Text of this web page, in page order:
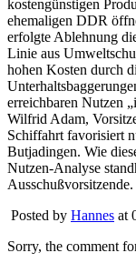
kostengünstigen
ehemaligen DDR
erfolgte Ablehnung
Linie aus
hohen Kosten durch
erreichbaren Nutzen
Wilfrid Adam,
Schiffahrt favorisiert
Butjadingen. Wie
Nutzen-Analyse
Posted by Hannes at
Sorry, the comment